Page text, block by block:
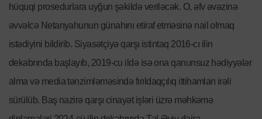
hüquqi prosedurlara uyğun şəkildə veriləcək. O, əfv əvəzinə
əvvəlcə Netanyahunun günahını etiraf etməsinə nail olmaq
istədiyini bildirib. Siyasətçiyə qarşı istintaq 2016-cı ilin
dekabrında başlayıb, 2019-cu ildə isə ona qanunsuz hədiyyələr
alma və media tənzimləməsində fırıldaqçılıq ittihamları irəli
sürülüb. Baş nazirə qarşı cinayət işləri üzrə məhkəmə